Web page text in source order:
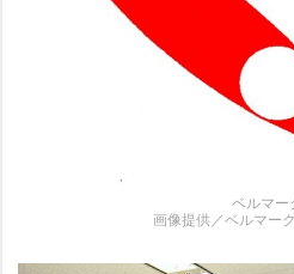
ベルマー
画像提供／ベルマー